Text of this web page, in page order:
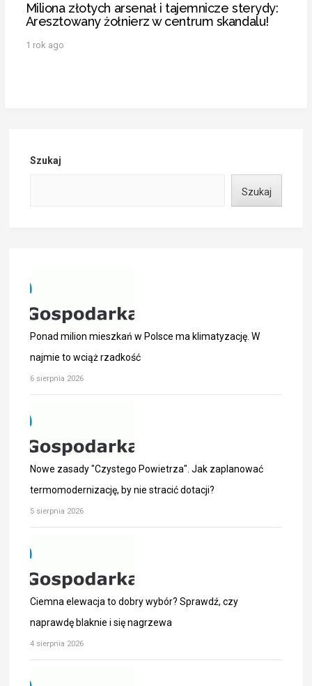
Miliona złotych arsenał i tajemnicze sterydy:
Aresztowany żołnierz w centrum skandalu!
1 rok ago
Szukaj
Szukaj
Ponad milion mieszkań w Polsce ma klimatyzację. W
najmie to wciąż rzadkość
6 sierpnia 2026
Nowe zasady "Czystego Powietrza". Jak zaplanować
termomodernizację, by nie stracić dotacji?
5 sierpnia 2026
Ciemna elewacja to dobry wybór? Sprawdź, czy
naprawdę blaknie i się nagrzewa
4 sierpnia 2026